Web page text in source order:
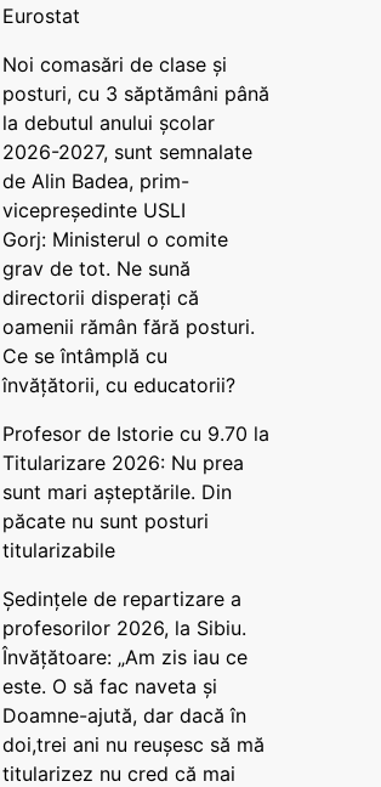
Eurostat
Noi comasări de clase și
posturi, cu 3 săptămâni până
la debutul anului școlar
2026-2027, sunt semnalate
de Alin Badea, prim-
vicepreședinte USLI
Gorj: Ministerul o comite
grav de tot. Ne sună
directorii disperați că
oamenii rămân fără posturi.
Ce se întâmplă cu
învățătorii, cu educatorii?
Profesor de Istorie cu 9.70 la
Titularizare 2026: Nu prea
sunt mari așteptările. Din
păcate nu sunt posturi
titularizabile
Ședințele de repartizare a
profesorilor 2026, la Sibiu.
Învățătoare: „Am zis iau ce
este. O să fac naveta și
Doamne-ajută, dar dacă în
doi,trei ani nu reușesc să mă
titularizez nu cred că mai